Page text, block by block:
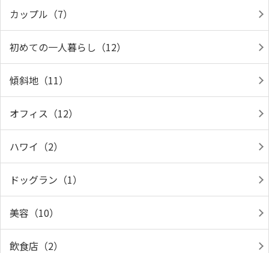
カップル（7）
初めての一人暮らし（12）
傾斜地（11）
オフィス（12）
ハワイ（2）
ドッグラン（1）
美容（10）
飲食店（2）